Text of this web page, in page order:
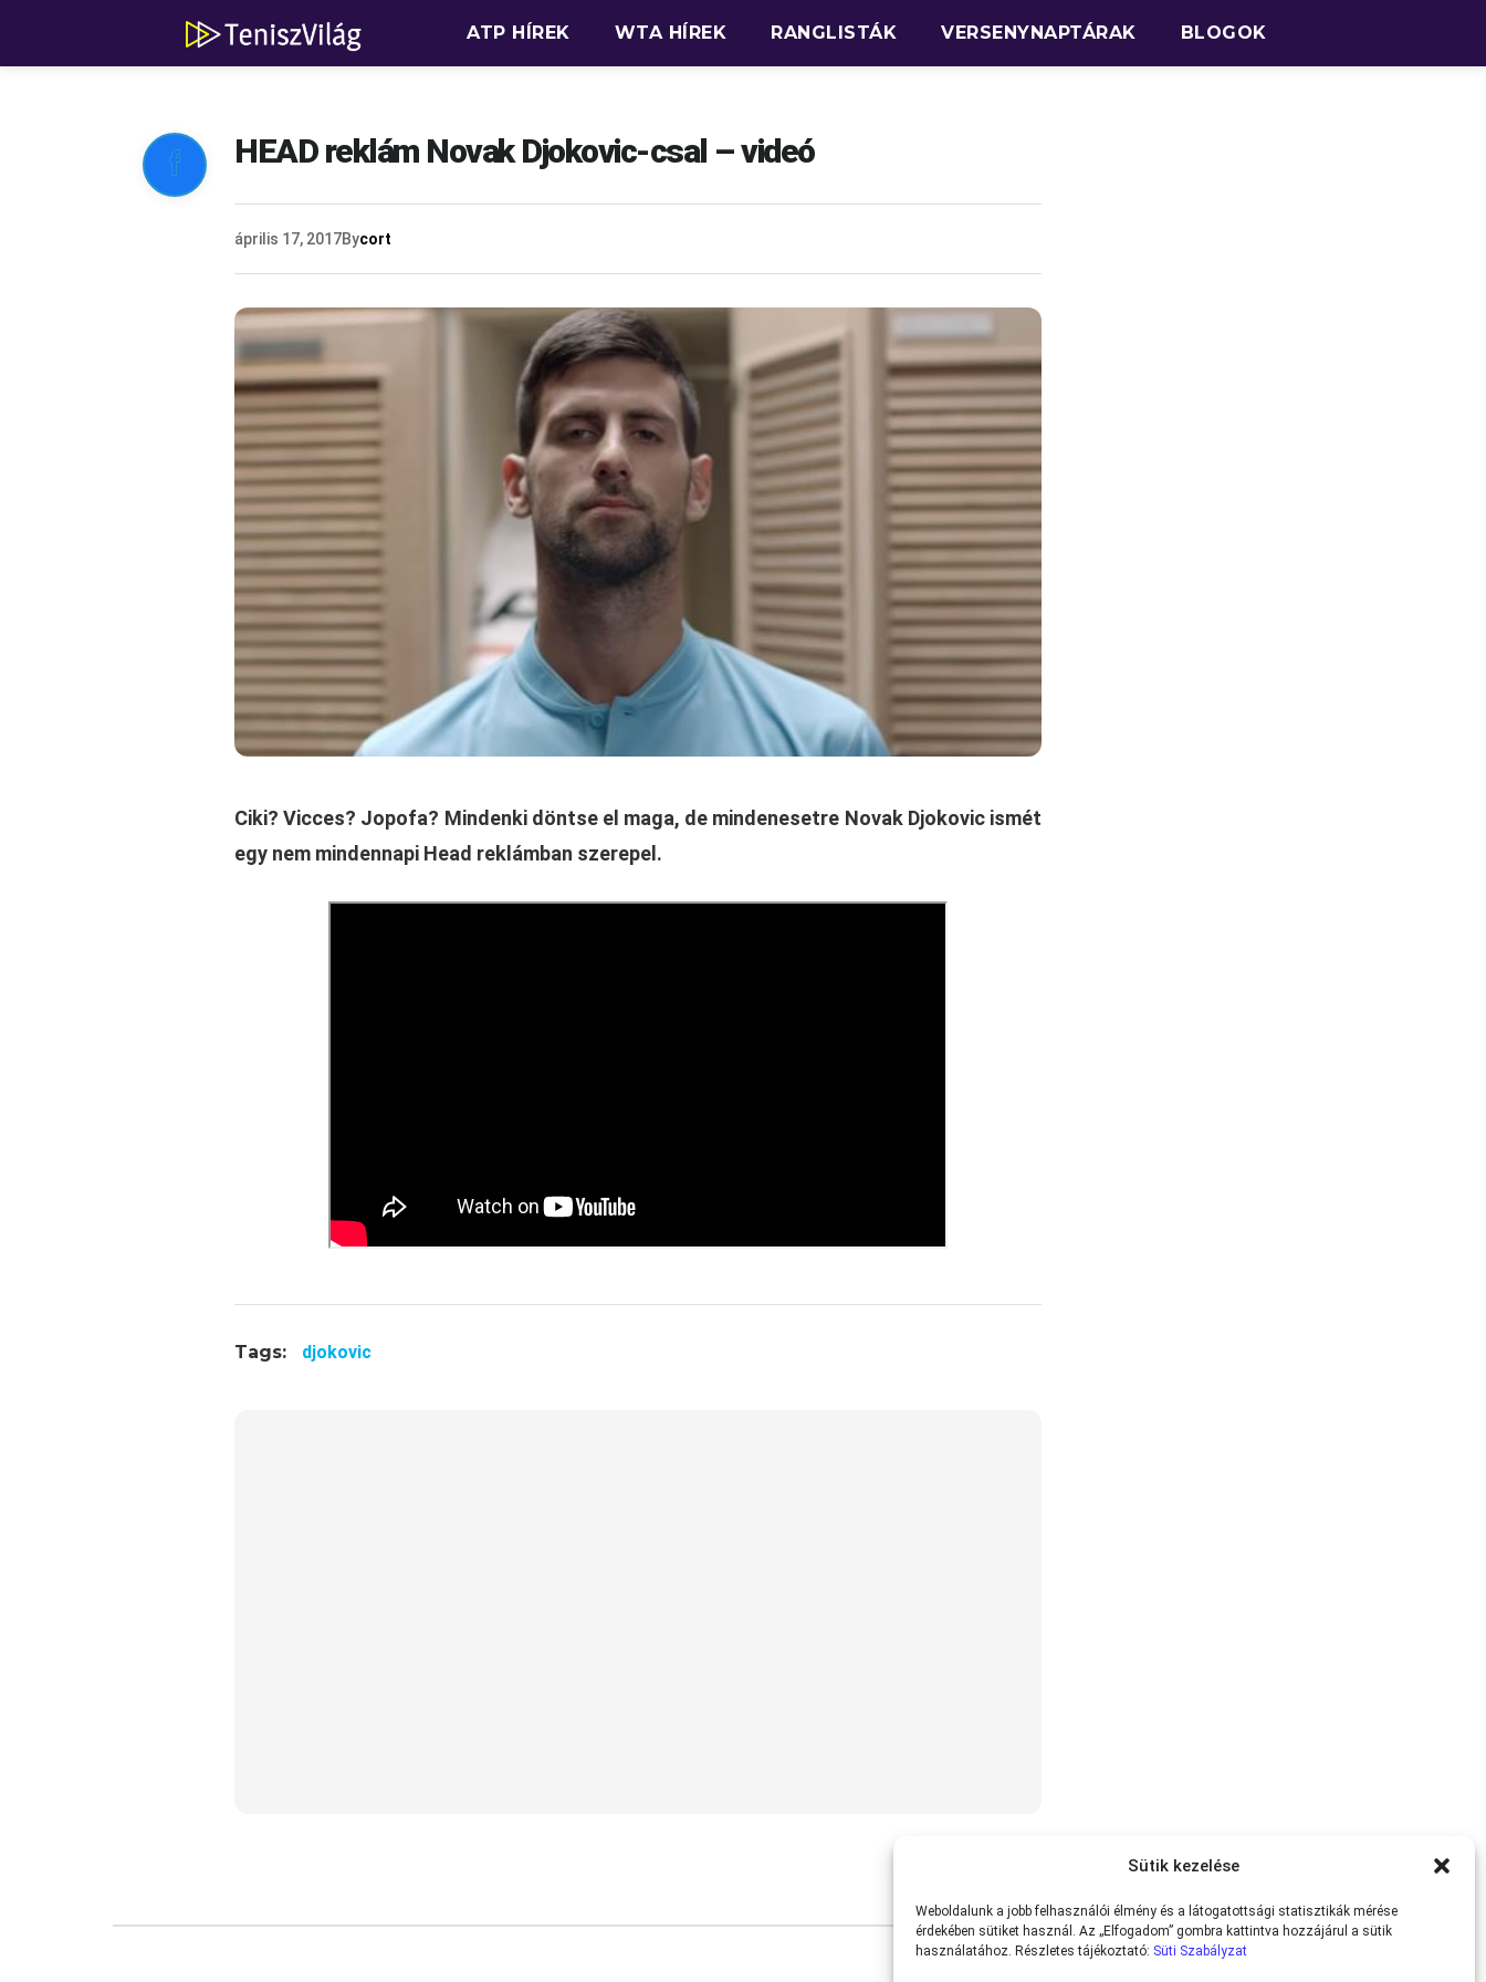
Sütik kezelése
Weboldalunk a jobb felhasználói élmény és a látogatottsági statisztikák mérése
érdekében sütiket használ. Az „Elfogadom” gombra kattintva hozzájárul a sütik
használatához. Részletes tájékoztató: Süti Szabályzat
ATP HÍREK WTA HÍREK RANGLISTÁK VERSENYNAPTÁRAK BLOGOK
 HEAD reklám Novak Djokovic-csal – videó
április 17, 2017Bycort
Ciki? Vicces? Jopofa? Mindenki döntse el maga, de mindenesetre Novak Djokovic ismét
egy nem mindennapi Head reklámban szerepel.
Tags: djokovic